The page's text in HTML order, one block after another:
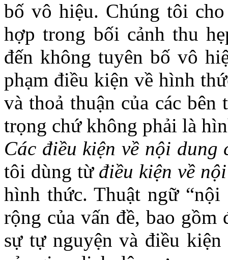
bố vô hiệu. Chúng tôi
hợp trong bối cảnh thu
đến không tuyên bố vô
phạm điều kiện về hình
và thoả thuận của các
trọng chứ không phải là
Các điều kiện về nội
tôi dùng từ điều kiện về
hình thức. Thuật ngữ “nội
rộng của vấn đề, bao
sự tự nguyện và điều